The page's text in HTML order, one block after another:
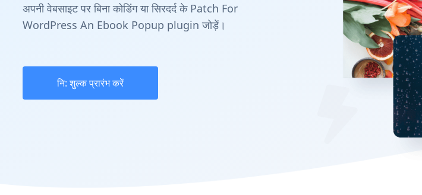
अपनी वेबसाइट पर बिना कोडिंग या सिरदर्द के Patch For
WordPress An Ebook Popup plugin जोड़ें।
नि: शुल्क प्रारंभ करें